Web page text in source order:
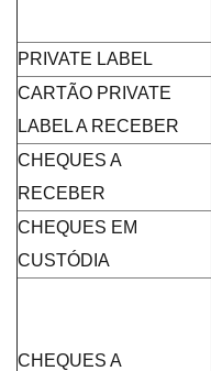
PRIVATE LABEL
CARTÃO PRIVATE
LABEL A RECEBER
CHEQUES A
RECEBER
CHEQUES EM
CUSTÓDIA
CHEQUES A